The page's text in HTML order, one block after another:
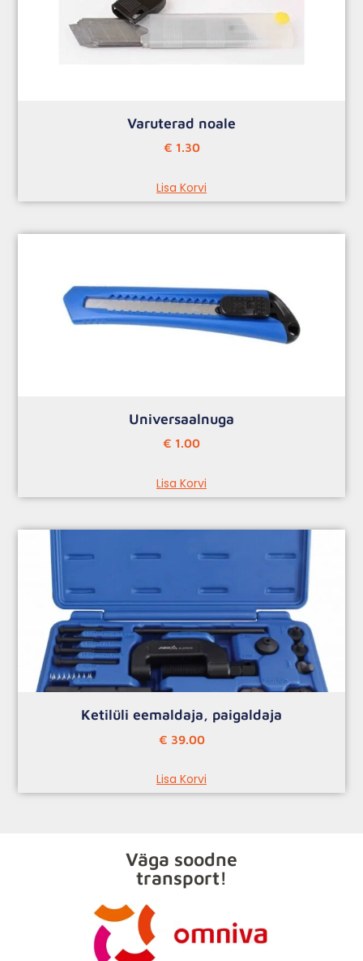
Varuterad noale
€ 1.30
Lisa Korvi
Universaalnuga
€ 1.00
Lisa Korvi
Ketilüli eemaldaja, paigaldaja
€ 39.00
Lisa Korvi
Väga soodne
transport!